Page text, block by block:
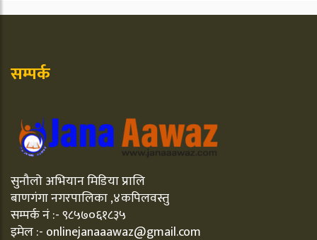
सम्पर्क
सुनौलो अभियान मिडिया प्रालि
बाणगंगा नगरपालिका ,४कपिलवस्तु
सम्पर्क नं :- ९८५७०६१८३५
इमेल :- onlinejanaaawaz@gmail.com